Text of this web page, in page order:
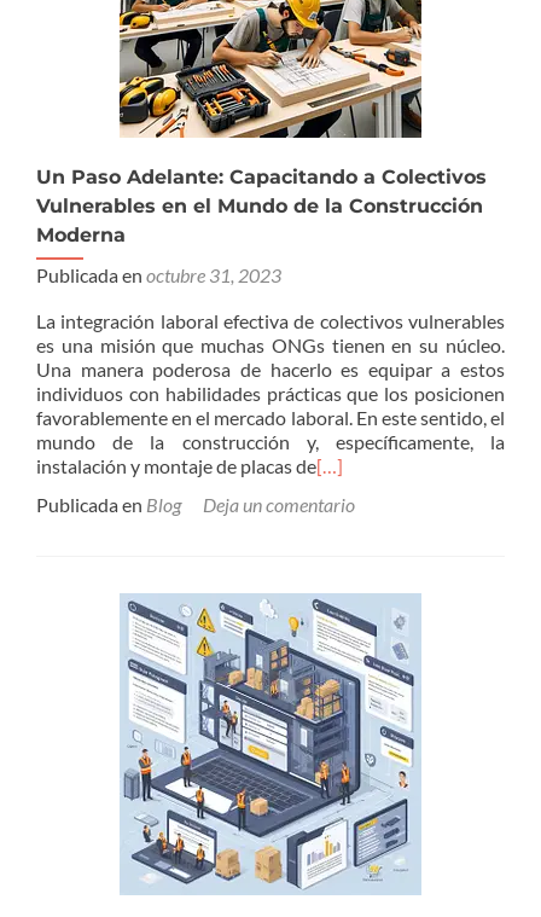
Un Paso Adelante: Capacitando a Colectivos
Vulnerables en el Mundo de la Construcción
Moderna
Publicada en octubre 31, 2023
La integración laboral efectiva de colectivos vulnerables
es una misión que muchas ONGs tienen en su núcleo.
Una manera poderosa de hacerlo es equipar a estos
individuos con habilidades prácticas que los posicionen
favorablemente en el mercado laboral. En este sentido, el
mundo de la construcción y, específicamente, la
instalación y montaje de placas de[…]
Publicada en Blog Deja un comentario